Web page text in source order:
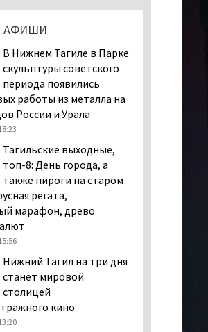
их дочь в палате
вошь
В Нижнем Тагиле на три
дня запретят
электросамокаты
«Я уверен, это бельевая
вошь». Родители 10-
летней девочки
на кровососущих
искусали их
больнице
Директора уральского
предприятия по
производству дронов
в автомобиле
АФИШИ
В Нижнем Тагиле в Парке
скульптуры советского
периода появились
работы из металла на
России и Урала
Тагильские выходные,
топ-8: День города, а
также пироги на старом
регата,
марафон, древо
Нижний Тагил на три дня
станет мировой
столицей
кино